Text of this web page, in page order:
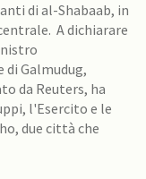
di al-Shabaab, in
Galmudug,
da Reuters, ha
l'Esercito e le
due città che